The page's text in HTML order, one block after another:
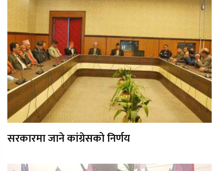
सरकारमा जाने कांग्रेसको निर्णय